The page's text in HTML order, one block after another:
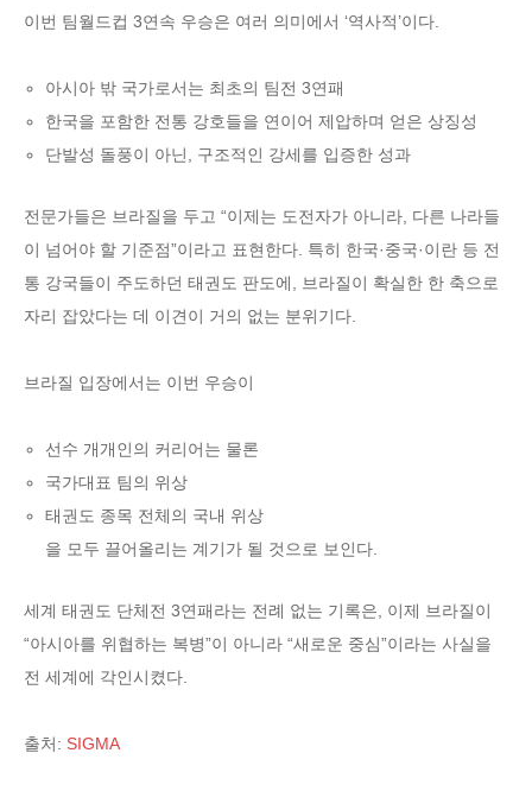
이번 팀월드컵 3연속 우승은 여러 의미에서 ‘역사적’이다.
아시아 밖 국가로서는 최초의 팀전 3연패
한국을 포함한 전통 강호들을 연이어 제압하며 얻은 상징성
단발성 돌풍이 아닌, 구조적인 강세를 입증한 성과
전문가들은 브라질을 두고 “이제는 도전자가 아니라, 다른 나라들
이 넘어야 할 기준점”이라고 표현한다. 특히 한국·중국·이란 등 전
통 강국들이 주도하던 태권도 판도에, 브라질이 확실한 한 축으로
자리 잡았다는 데 이견이 거의 없는 분위기다.
브라질 입장에서는 이번 우승이
선수 개개인의 커리어는 물론
국가대표 팀의 위상
태권도 종목 전체의 국내 위상
을 모두 끌어올리는 계기가 될 것으로 보인다.
세계 태권도 단체전 3연패라는 전례 없는 기록은, 이제 브라질이
“아시아를 위협하는 복병”이 아니라 “새로운 중심”이라는 사실을
전 세계에 각인시켰다.
출처: SIGMA